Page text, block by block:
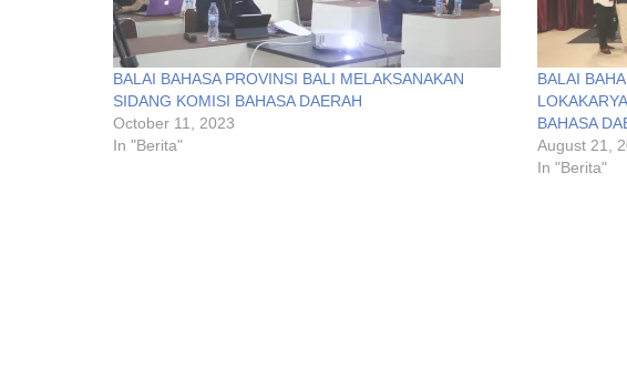
BALAI BAHASA PROVINSI BALI MELAKSANAKAN
SIDANG KOMISI BAHASA DAERAH
October 11, 2023
In "Berita"
BALAI
BAHASA
August 21,
In "Berita"